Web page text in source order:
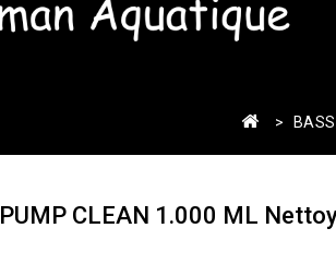
PUMP CLEAN 1.000 ML